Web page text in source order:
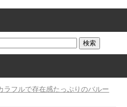
ラフルで存在感たっぷりのバルー